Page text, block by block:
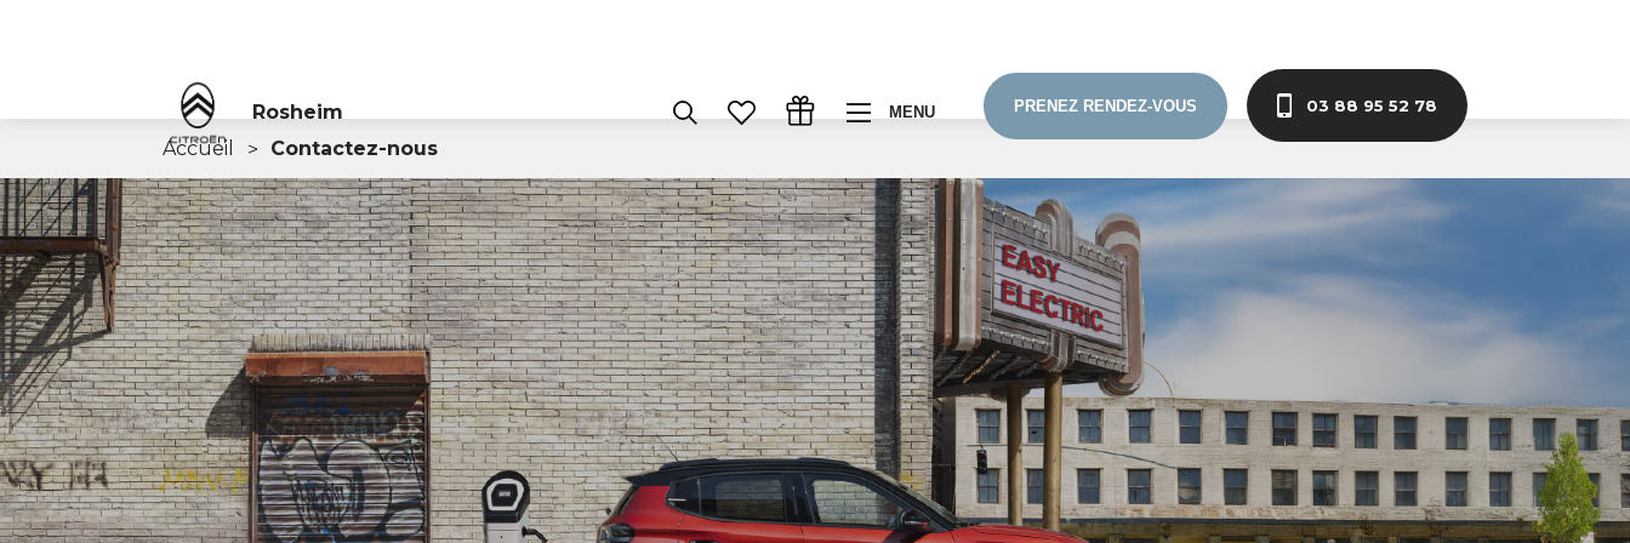
Rosheim MENU PRENEZ RENDEZ-VOUS 03 88 95 52 78
Accueil Contactez-nous